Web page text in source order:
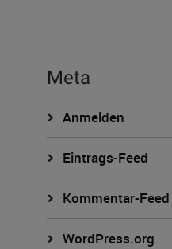
Meta
Anmelden
Eintrags-Feed
Kommentar-Feed
WordPress.org